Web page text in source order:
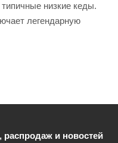
низкие кеды.
легендарную
распродаж и новостей